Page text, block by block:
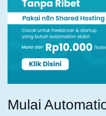
Mulai